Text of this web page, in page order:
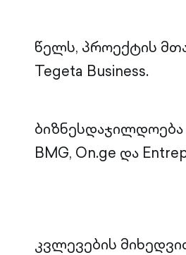
წელს, პროექტის
Tegeta Business.
ბიზნესდაჯილდოება
BMG, On.ge და
კვლევების